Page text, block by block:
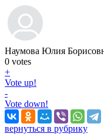
Наумова Юлия
0 votes
+
Vote up!
-
Vote down!
вернуться в рубрику